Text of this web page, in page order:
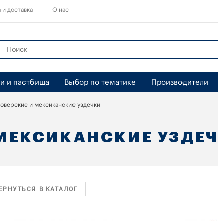
доставка О нас
и пастбища Выбор по тематике Производители
и мексиканские уздечки
В КАТАЛОГ